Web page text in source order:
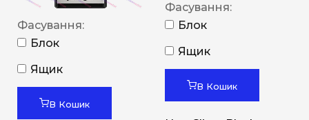
Фасування:
Блок
Ящик
В Кошик
Фасування:
Блок
Ящик
В Кошик